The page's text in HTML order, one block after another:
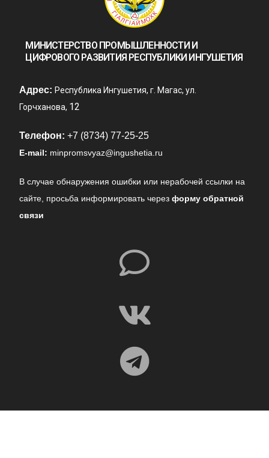
МИНИСТЕРСТВО ПРОМЫШЛЕННОСТИ И
ЦИФРОВОГО РАЗВИТИЯ РЕСПУБЛИКИ ИНГУШЕТИЯ
Адрес: Республика Ингушетия, г. Магас, ул.
Горчханова, 12
Телефон: +7 (8734) 77-25-25
E-mail: minpromsvyaz@ingushetia.ru
В случае обнаружения ошибки или нерабочей ссылки на
сайте, просьба информировать черезформу обратной
связи